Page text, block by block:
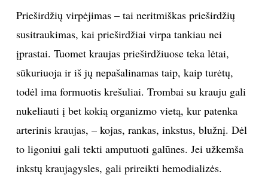
Prieširdžių virpėjimas – tai neritmiškas prieširdžių
susitraukimas, kai prieširdžiai virpa tankiau nei
įprastai. Tuomet kraujas prieširdžiuose teka lėtai,
sūkuriuoja ir iš jų nepašalinamas taip, kaip turėtų,
todėl ima formuotis krešuliai. Trombai su krauju gali
nukeliauti į bet kokią organizmo vietą, kur patenka
arterinis kraujas, – kojas, rankas, inkstus, blužnį. Dėl
to ligoniui gali tekti amputuoti galūnes. Jei užkemša
inkstų kraujagysles, gali prireikti hemodializės.